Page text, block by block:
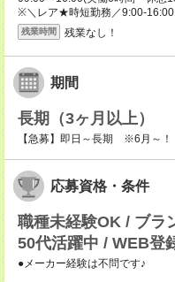
※＼レア★時短勤務／9:00-16:00
残業時間 残業なし！
期間
長期（3ヶ月以上）
【急募】即日～長期 ※6月～！
応募資格・条件
職種未経験OK / ブラ
50代活躍中 / WEB登
●メーカー経験は不問です♪